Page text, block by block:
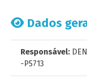
Dados
Responsável:
-P5713